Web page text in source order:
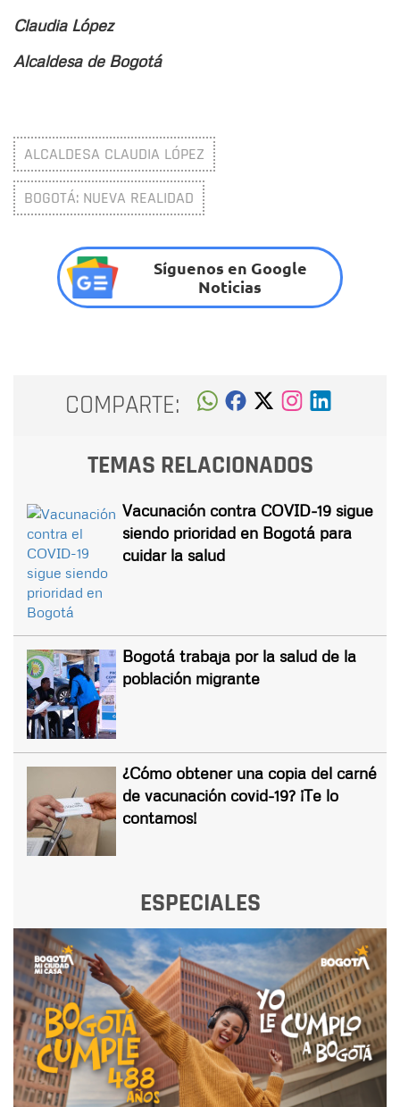
Claudia López
Alcaldesa de Bogotá
ALCALDESA CLAUDIA LÓPEZ
BOGOTÁ: NUEVA REALIDAD
Síguenos en Google
Noticias
COMPARTE:
TEMAS RELACIONADOS
Vacunación contra COVID-19 sigue
siendo prioridad en Bogotá para
cuidar la salud
Bogotá trabaja por la salud de la
población migrante
¿Cómo obtener una copia del carné
de vacunación covid-19? ¡Te lo
contamos!
ESPECIALES